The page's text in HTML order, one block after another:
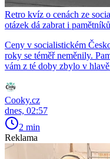
Retro kvíz o cenách ze
otázek dá zabrat i
Ceny v socialistickém
roky se téměř neměnily.
vám z té doby zbylo v
Cooky.cz
dnes, 02:57
2 min
Reklama